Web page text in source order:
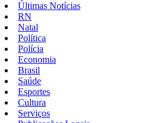
Últimas Notícias
RN
Natal
Política
Polícia
Economia
Brasil
Saúde
Esportes
Cultura
Serviços